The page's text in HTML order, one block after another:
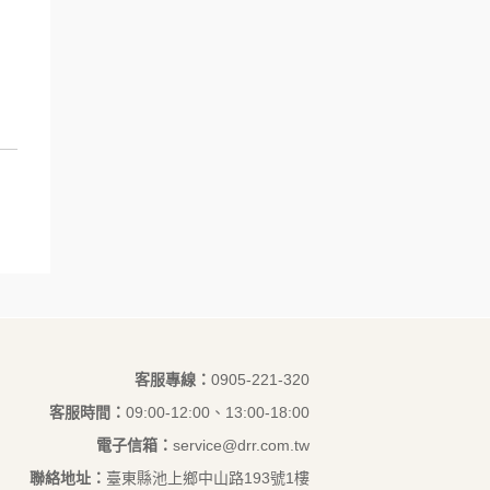
客服專線： ‭0905-221-320‬
客服時間： 09:00-12:00、13:00-18:00
電子信箱： service@drr.com.tw
聯絡地址： 臺東縣池上鄉中山路193號1樓